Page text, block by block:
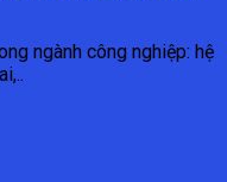
ngành công nghiệp: hệ